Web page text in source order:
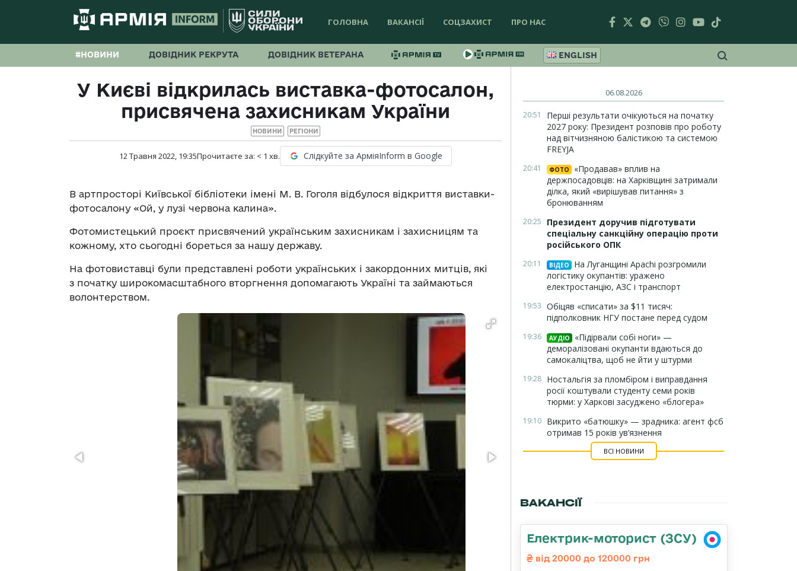
ГОЛОВНА ВАКАНСІЇ СОЦЗАХИСТ ПРО НАС
#НОВИНИ ДОВІДНИК РЕКРУТА ДОВІДНИК ВЕТЕРАНА ENGLISH
У Києві відкрилась виставка-фотосалон,
присвячена захисникам України
НОВИНИ РЕГІОНИ
12 Травня 2022, 19:35Прочитаєте за: < 1 хв. Слідкуйте за АрміяInform в Google
В артпросторі Київської бібліотеки імені М. В. Гоголя відбулося відкриття виставки-
фотосалону «Ой, у лузі червона калина».
Фотомистецький проєкт присвячений українським захисникам і захисницям та
кожному, хто сьогодні бореться за нашу державу.
На фотовиставці були представлені роботи українських і закордонних митців, які
з початку широкомасштабного вторгнення допомагають Україні та займаються
волонтерством.
06.08.2026
20:51
Перші результати очікуються на початку
2027 року: Президент розповів про роботу
над вітчизняною балістикою та системою
FREYJA
20:41 ФОТО
«Продавав» вплив на
держпосадовців: на Харківщині затримали
ділка, який «вирішував питання» з
бронюванням
20:25
Президент доручив підготувати
спеціальну санкційну операцію проти
російського ОПК
20:11 ВІДЕО
На Луганщині Apachi розгромили
логістику окупантів: уражено
електростанцію, АЗС і транспорт
19:53 Обіцяв «списати» за $11 тисяч:
підполковник НГУ постане перед судом
19:36 АУДІО
«Підірвали собі ноги» —
деморалізовані окупанти вдаються до
самокаліцтва, щоб не йти у штурми
19:28 Ностальгія за пломбіром і виправдання
росії коштували студенту семи років
тюрми: у Харкові засуджено «блогера»
19:10 Викрито «батюшку» — зрадника: агент фсб
отримав 15 років ув’язнення
ВСІ НОВИНИ
ВАКАНСІЇ
Електрик-моторист (ЗСУ)
від 20000 до 120000 грн